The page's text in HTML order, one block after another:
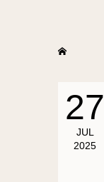
27
JUL
2025